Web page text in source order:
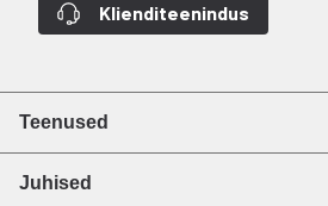
Klienditeenindus
Teenused
Juhised